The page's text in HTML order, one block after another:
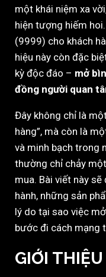
một khái niệm xa
hiện tượng hiếm
(9999) cho khách
hiệu này còn đặc
kỳ độc đáo – mở
đồng người quan
Đây không chỉ là
hàng”, mà còn là
và minh bạch trong
thường chỉ chảy
mua. Bài viết này sẽ
hành, những sản
lý do tại sao việc
bước đi cách mạng
GIỚI